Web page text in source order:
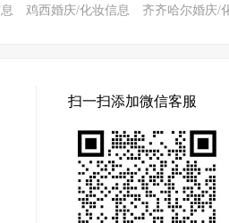
鸡西婚庆/化妆信息 齐齐哈尔婚庆/
扫一扫添加微信客服